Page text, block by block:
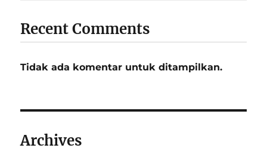
Recent Comments
Tidak ada komentar untuk ditampilkan.
Archives